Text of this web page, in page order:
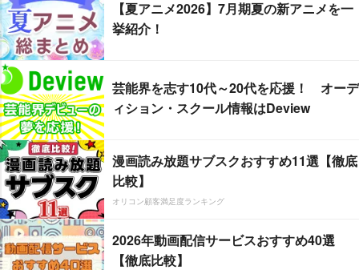
【夏アニメ2026】7月期夏の新アニメを一
挙紹介！
芸能界を志す10代～20代を応援！ オーデ
ィション・スクール情報はDeview
漫画読み放題サブスクおすすめ11選【徹底
比較】
オリコン顧客満足度ランキング
2026年動画配信サービスおすすめ40選
【徹底比較】